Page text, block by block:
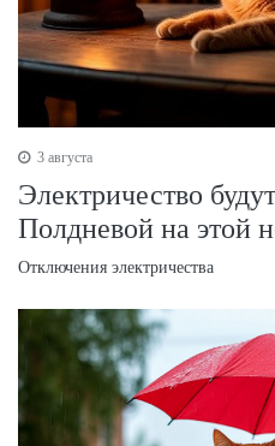
3 августа
Электричество
Полдневой на этой
Отключения электричества